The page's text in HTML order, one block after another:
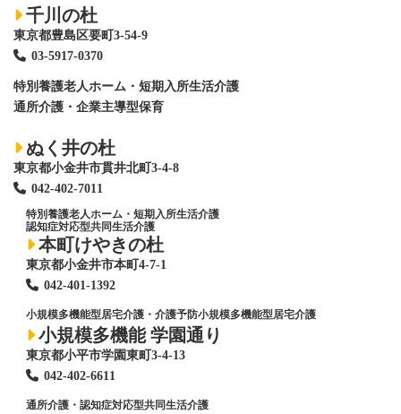
千川の杜
東京都豊島区要町3-54-9
03-5917-0370
特別養護老人ホーム ・短期入所生活介護
通所介護・企業主導型保育
ぬく井の杜
東京都小金井市貫井北町3-4-8
042-402-7011
特別養護老人ホーム ・短期入所生活介護
認知症対応型共同生活介護
本町けやきの杜
東京都小金井市本町4-7-1
042-401-1392
小規模多機能型居宅介護・介護予防小規模多機能型居宅介護
小規模多機能 学園通り
東京都小平市学園東町3-4-13
042-402-6611
通所介護・認知症対応型共同生活介護